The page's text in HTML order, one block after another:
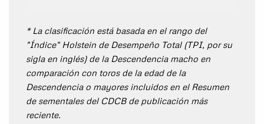
* La clasificación está basada en el rango del
"Índice" Holstein de Desempeño Total (TPI, por su
sigla en inglés) de la Descendencia macho en
comparación con toros de la edad de la
Descendencia o mayores incluidos en el Resumen
de sementales del CDCB de publicación más
reciente.